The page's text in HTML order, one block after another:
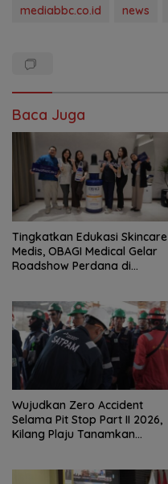
mediabbc.co.id news
Baca Juga
Tingkatkan Edukasi Skincare
Medis, OBAGI Medical Gelar
Roadshow Perdana di
Wujudkan Zero Accident
Selama Pit Stop Part II 2026,
Kilang Plaju Tanamkan